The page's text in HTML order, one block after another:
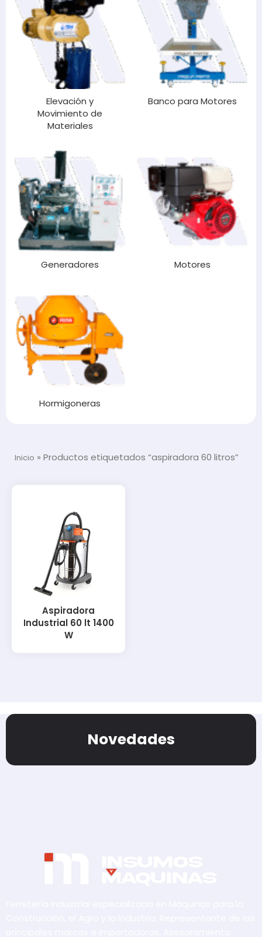
Elevación y
Movimiento de
Materiales
Banco para Motores
Generadores Motores
Hormigoneras
Inicio » Productos etiquetados “aspiradora 60 litros”
Aspiradora
Industrial 60 lt 1400
W
Novedades